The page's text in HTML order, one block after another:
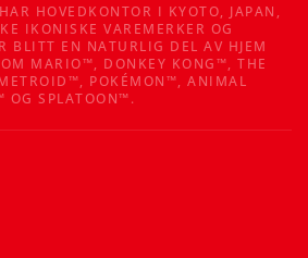
HOVEDKONTOR I KYOTO, JAPAN,
IKONISKE VAREMERKER OG
BLITT EN NATURLIG DEL AV HJEM
MARIO™, DONKEY KONG™, THE
POKÉMON™, ANIMAL
OG SPLATOON™.